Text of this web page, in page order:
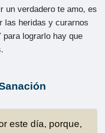
un verdadero te amo, es
las heridas y curarnos
para lograrlo hay que
este día, porque,